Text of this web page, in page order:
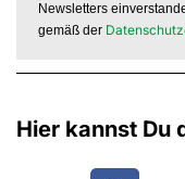
Newsletters
gemäß der
Hier kannst Du